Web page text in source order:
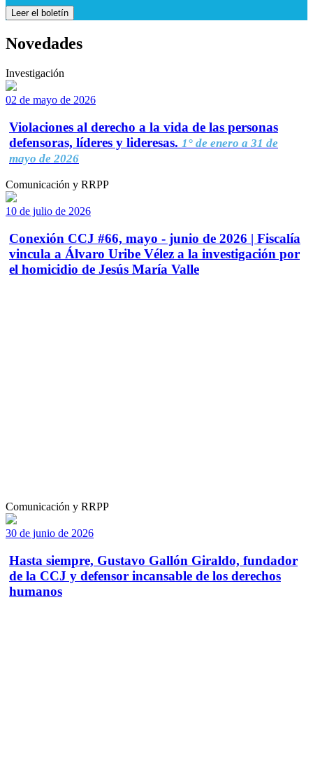
Leer el boletín
Novedades
Investigación
02 de mayo de 2026
Violaciones al derecho a la vida de las personas
defensoras, líderes y lideresas. 1° de enero a 31 de
mayo de 2026
Comunicación y RRPP
10 de julio de 2026
Conexión CCJ #66, mayo - junio de 2026 | Fiscalía
vincula a Álvaro Uribe Vélez a la investigación por
el homicidio de Jesús María Valle
Comunicación y RRPP
30 de junio de 2026
Hasta siempre, Gustavo Gallón Giraldo, fundador
de la CCJ y defensor incansable de los derechos
humanos